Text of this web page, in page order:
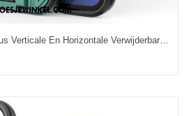
Hoesje voor iPhone 14 Plus Verticale En Horizontale Verwijderbare Steun